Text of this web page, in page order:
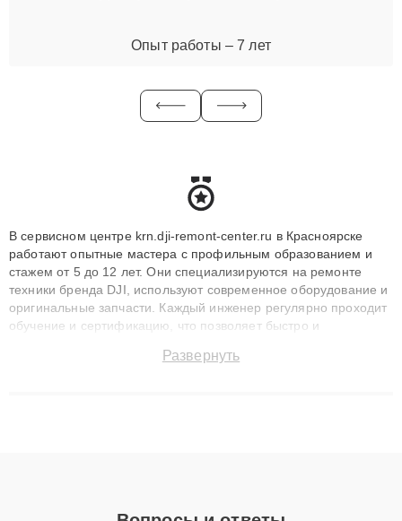
Опыт работы – 7 лет
В сервисном центре krn.dji-remont-center.ru в Красноярске
работают опытные мастера с профильным образованием и
стажем от 5 до 12 лет. Они специализируются на ремонте
техники бренда DJI, используют современное оборудование и
оригинальные запчасти. Каждый инженер регулярно проходит
обучение и сертификацию, что позволяет быстро и
сохранением гарантии до 3 лет. Наши мастера решают
Развернуть